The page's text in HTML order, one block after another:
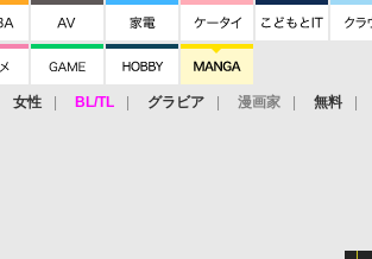
女性 BL/TL グラビア 漫画家 無料